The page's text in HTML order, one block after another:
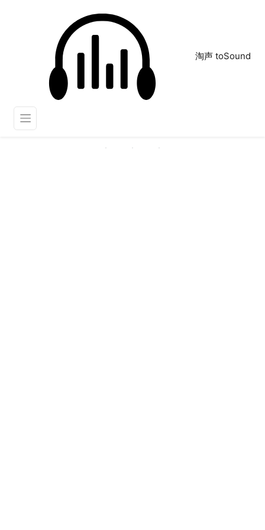
淘声 toSound
音乐：诡异
正在为您搜索声音资源